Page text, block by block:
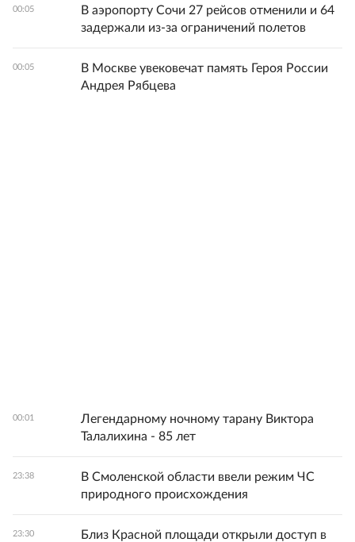
00:05
В аэропорту Сочи 27 рейсов отменили и 64
задержали из-за ограничений полетов
00:05
В Москве увековечат память Героя России
Андрея Рябцева
00:01
Легендарному ночному тарану Виктора
Талалихина - 85 лет
23:38
В Смоленской области ввели режим ЧС
природного происхождения
23:30
Близ Красной площади открыли доступ в